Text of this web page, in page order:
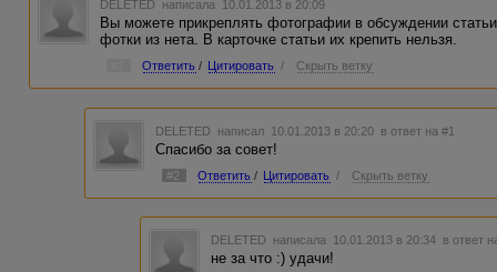
DELETED написала 10.01.2013 в 20:09
Вы можете прикреплять фотографии в обсуждении
фотки из нета. В карточке статьи их крепить нельзя.
Ответить / Цитировать / Скрыть ветку
DELETED написал 10.01.2013 в 20:20 в ответ на #1
Спасибо за совет!
#2 Ответить / Цитировать / Скрыть ветку
DELETED написала 10.01.2013 в 20:34 в ответ
не за что :) удачи!